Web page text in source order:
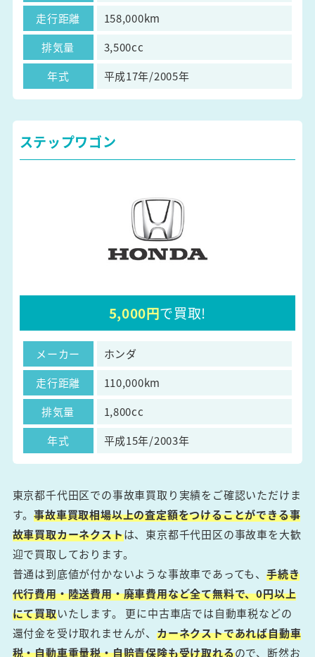
走行距離
158,000km
排気量
3,500cc
年式
平成17年/2005年
ステップワゴン
5,000円で買取!
メーカー
ホンダ
走行距離
110,000km
排気量
1,800cc
年式
平成15年/2003年
東京都千代田区での事故車買取り実績をご確認いただけま
す。事故車買取相場以上の査定額をつけることができる事
故車買取カーネクストは、東京都千代田区の事故車を大歓
迎で買取しております。
普通は到底値が付かないような事故車であっても、手続き
代行費用・陸送費用・廃車費用など全て無料で、0円以上
にて買取いたします。 更に中古車店では自動車税などの
還付金を受け取れませんが、カーネクストであれば自動車
税・自動車重量税・自賠責保険も受け取れるので、断然お